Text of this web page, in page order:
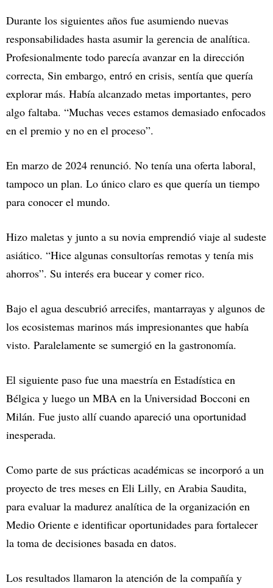
Durante los siguientes años fue asumiendo nuevas
responsabilidades hasta asumir la gerencia de analítica.
Profesionalmente todo parecía avanzar en la dirección
correcta, Sin embargo, entró en crisis, sentía que quería
explorar más. Había alcanzado metas importantes, pero
algo faltaba. “Muchas veces estamos demasiado enfocados
en el premio y no en el proceso”.
En marzo de 2024 renunció. No tenía una oferta laboral,
tampoco un plan. Lo único claro es que quería un tiempo
para conocer el mundo.
Hizo maletas y junto a su novia emprendió viaje al sudeste
asiático. “Hice algunas consultorías remotas y tenía mis
ahorros”. Su interés era bucear y comer rico.
Bajo el agua descubrió arrecifes, mantarrayas y algunos de
los ecosistemas marinos más impresionantes que había
visto. Paralelamente se sumergió en la gastronomía.
El siguiente paso fue una maestría en Estadística en
Bélgica y luego un MBA en la Universidad Bocconi en
Milán. Fue justo allí cuando apareció una oportunidad
inesperada.
Como parte de sus prácticas académicas se incorporó a un
proyecto de tres meses en Eli Lilly, en Arabia Saudita,
para evaluar la madurez analítica de la organización en
Medio Oriente e identificar oportunidades para fortalecer
la toma de decisiones basada en datos.
Los resultados llamaron la atención de la compañía y